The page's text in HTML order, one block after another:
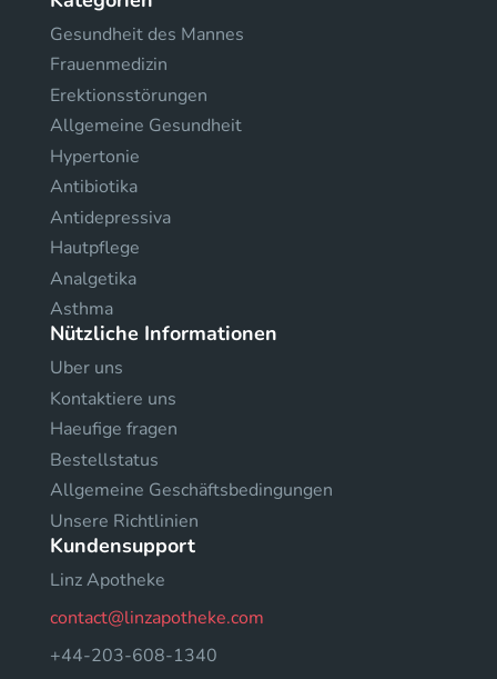
Gesundheit des Mannes
Frauenmedizin
Erektionsstörungen
Allgemeine Gesundheit
Hypertonie
Antibiotika
Antidepressiva
Hautpflege
Analgetika
Asthma
Nützliche Informationen
Uber uns
Kontaktiere uns
Haeufige fragen
Bestellstatus
Allgemeine Geschäftsbedingungen
Unsere Richtlinien
Kundensupport
Linz Apotheke
contact@linzapotheke.com
+44-203-608-1340